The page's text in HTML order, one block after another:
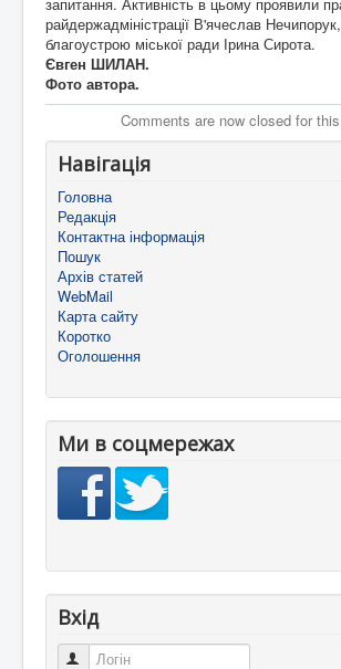
райдержадміністрації В'ячеслав
благоустрою міської ради Ірина Сирота.
Євген ШИЛАН.
Фото автора.
Comments are now closed for
Навігація
Головна
Редакція
Контактна інформація
Пошук
Архів статей
WebMail
Карта сайту
Коротко
Оголошення
Ми в соцмережах
Вхід
Логін